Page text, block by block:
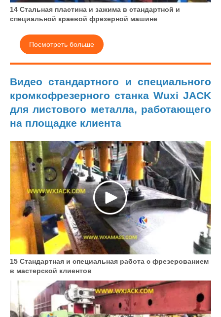
14 Стальная пластина и зажима в стандартной и
специальной краевой фрезерной машине
Посмотреть больше
Видео стандартного и специального
кромкофрезерного станка Wuxi JACK
для листового металла, работающего
на площадке клиента
15 Стандартная и специальная работа с фрезерованием
в мастерской клиентов